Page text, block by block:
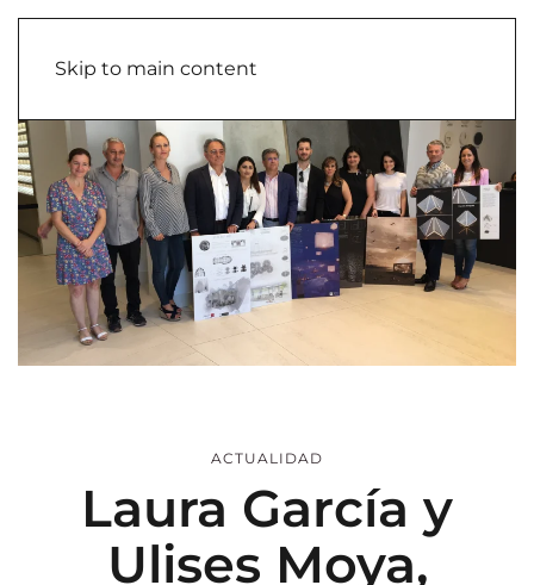
Skip to main content
ACTUALIDAD
Laura García y
Ulises Moya,